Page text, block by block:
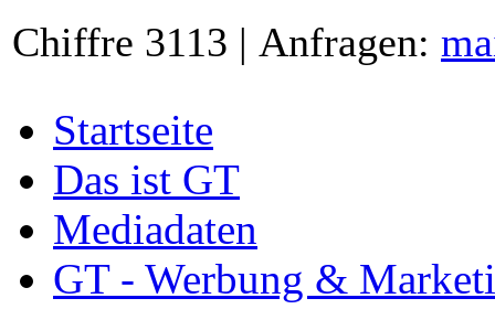
Chiffre 3113 | Anfragen:
Startseite
Das ist GT
Mediadaten
GT - Werbung &